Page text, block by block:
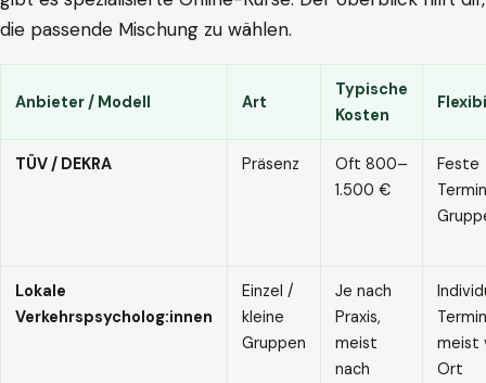
die passende Mischung zu wählen.
Anbieter / Modell Art
Typische
Kosten
TÜV / DEKRA Präsenz
Oft 800–
1.500 €
Feste
Lokale
Verkehrspsycholog:innen
Einzel /
kleine
Gruppen
Je nach
Praxis,
meist
nach
meist
Ort